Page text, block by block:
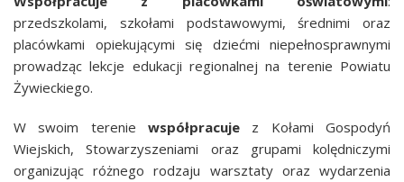
przedszkolami, szkołami podstawowymi, średnimi oraz
placówkami opiekującymi się dziećmi niepełnosprawnymi
prowadząc lekcje edukacji regionalnej na terenie Powiatu
Żywieckiego.
W swoim terenie współpracuje z Kołami Gospodyń
Wiejskich, Stowarzyszeniami oraz grupami kolędniczymi
organizując różnego rodzaju warsztaty oraz wydarzenia